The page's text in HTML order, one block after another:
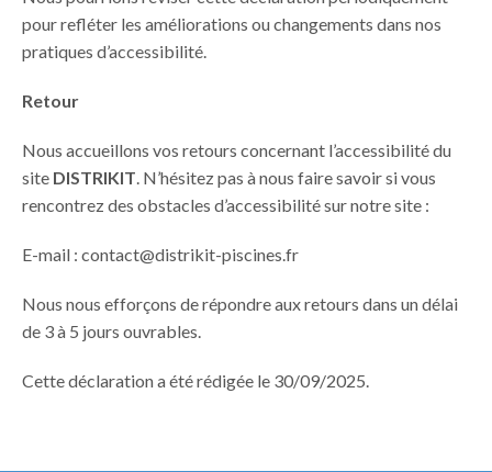
pour refléter les améliorations ou changements dans nos
pratiques d’accessibilité.
Retour
Nous accueillons vos retours concernant l’accessibilité du
site DISTRIKIT. N’hésitez pas à nous faire savoir si vous
rencontrez des obstacles d’accessibilité sur notre site :
E-mail : contact@distrikit-piscines.fr
Nous nous efforçons de répondre aux retours dans un délai
de 3 à 5 jours ouvrables.
Cette déclaration a été rédigée le 30/09/2025.